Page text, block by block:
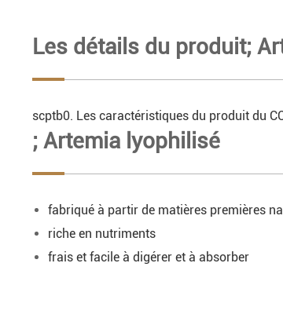
Les détails du produit;
scptb0. Les caractéristiques du produit du
; Artemia lyophilisé
fabriqué à partir de matières premières
riche en nutriments
frais et facile à digérer et à absorber